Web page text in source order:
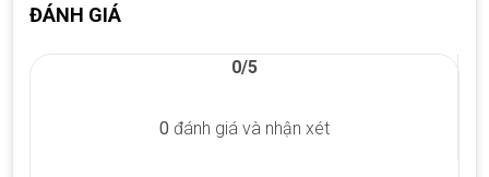
Liên hệ tư vấn: 0888.466.888
ĐÁNH GIÁ
0/5
0 đánh giá và nhận xét